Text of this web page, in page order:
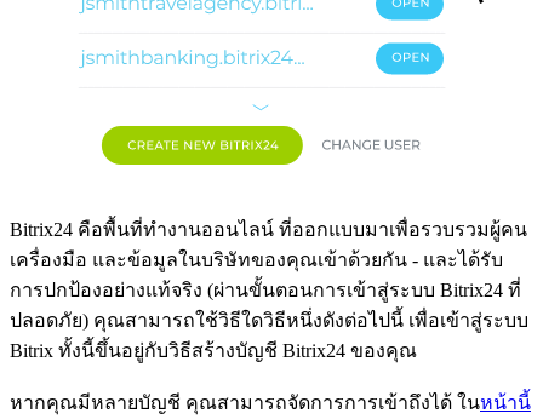
Bitrix24 คือพื้นที่ทำงานออนไลน์ ที่ออกแบบมาเพื่อรวบรวมผู้คน
เครื่องมือ และข้อมูลในบริษัทของคุณเข้าด้วยกัน - และได้รับ
การปกป้องอย่างแท้จริง (ผ่านขั้นตอนการเข้าสู่ระบบ Bitrix24 ที่
ปลอดภัย) คุณสามารถใช้วิธีใดวิธีหนึ่งดังต่อไปนี้ เพื่อเข้าสู่ระบบ
Bitrix ทั้งนี้ขึ้นอยู่กับวิธีสร้างบัญชี Bitrix24 ของคุณ
หากคุณมีหลายบัญชี คุณสามารถจัดการการเข้าถึงได้ ในหน้านี้